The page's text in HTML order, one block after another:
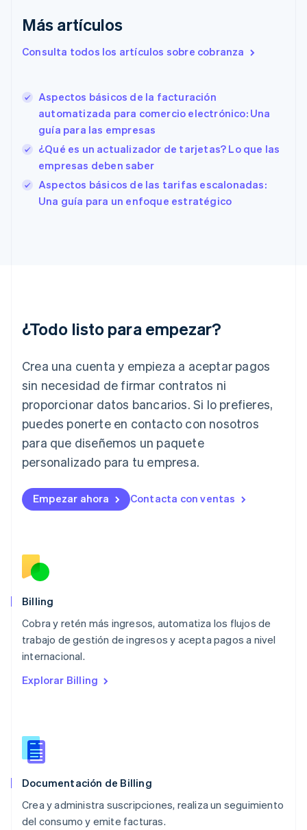
Más artículos
Consulta todos los artículos sobre cobranza
Aspectos básicos de la facturación
automatizada para comercio electrónico: Una
guía para las empresas
¿Qué es un actualizador de tarjetas? Lo que las
empresas deben saber
Aspectos básicos de las tarifas escalonadas:
Una guía para un enfoque estratégico
¿Todo listo para empezar?
Crea una cuenta y empieza a aceptar pagos
sin necesidad de firmar contratos ni
proporcionar datos bancarios. Si lo prefieres,
puedes ponerte en contacto con nosotros
para que diseñemos un paquete
personalizado para tu empresa.
Empezar ahora Contacta con ventas
Billing
Cobra y retén más ingresos, automatiza los flujos de
trabajo de gestión de ingresos y acepta pagos a nivel
internacional.
Explorar Billing
Documentación de Billing
Crea y administra suscripciones, realiza un seguimiento
del consumo y emite facturas.
Eslovaquia
Eslovenia
EspañolEnglish
Estados Unidos
EnglishEspañol简体中文
English
Finlandia
EnglishSvenska
Francia
Français English
Irlanda
Italia
English
Japón
日本語English
Letonia
Liechtenstein
DeutschEnglish
English
Luxemburgo
English
México
Español
English
Nueva Zelandia
English
NederlandsEnglish
Português
RAE de Hong Kong, China
Reino Unido
República Checa
English